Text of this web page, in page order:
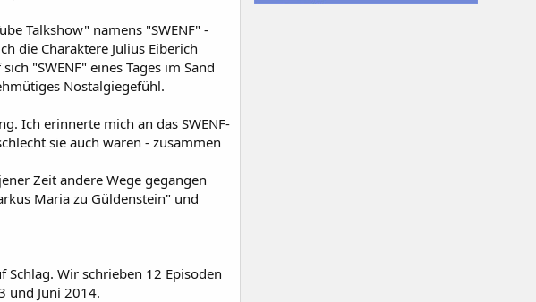
Talkshow" namens "SWENF" -
die Charaktere Julius Eiberich
"SWENF" eines Tages im Sand
Nostalgiegefühl.
Ich erinnerte mich an das SWENF-
sie auch waren - zusammen
Zeit andere Wege gegangen
Maria zu Güldenstein" und
Schlag. Wir schrieben 12 Episoden
und Juni 2014.